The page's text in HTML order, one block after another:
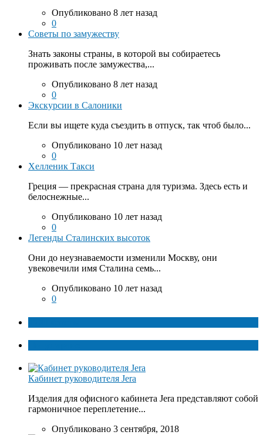
Опубликовано 8 лет назад
0
Советы по замужеству
Знать законы страны, в которой вы собираетесь
проживать после замужества,...
Опубликовано 8 лет назад
0
Экскурсии в Салоники
Если вы ищете куда съездить в отпуск, так чтоб было...
Опубликовано 10 лет назад
0
Хелленик Такси
Греция — прекрасная страна для туризма. Здесь есть и
белоснежные...
Опубликовано 10 лет назад
0
Легенды Сталинских высоток
Они до неузнаваемости изменили Москву, они
увековечили имя Сталина семь...
Опубликовано 10 лет назад
0
Кабинет руководителя Jera
Изделия для офисного кабинета Jera представляют собой
гармоничное переплетение...
Опубликовано 3 сентября, 2018